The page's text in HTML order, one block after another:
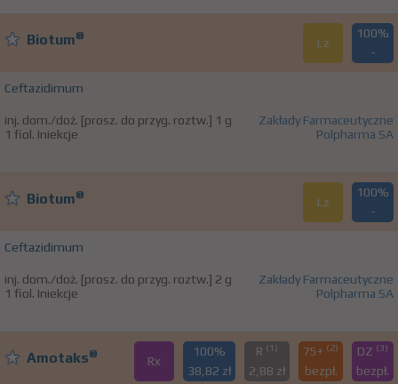
Biotum® Lz
100%
-
Ceftazidimum
inj. dom./doż. [prosz. do przyg. roztw.] 1 g
1 fiol. Iniekcje
Zakłady Farmaceutyczne
Polpharma SA
Biotum® Lz
100%
-
Ceftazidimum
inj. dom./doż. [prosz. do przyg. roztw.] 2 g
1 fiol. Iniekcje
Zakłady Farmaceutyczne
Polpharma SA
Amotaks® Rx
100%
38,82 zł
R (1)
2,88 zł
75+ (2)
bezpł.
DZ (3)
bezpł.